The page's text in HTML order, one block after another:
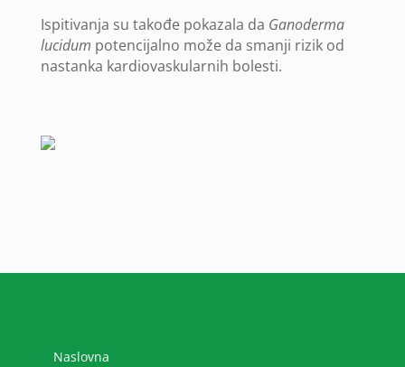
Ispitivanja su takođe pokazala da Ganoderma
lucidum potencijalno može da smanji rizik od
nastanka kardiovaskularnih bolesti.
Naslovna